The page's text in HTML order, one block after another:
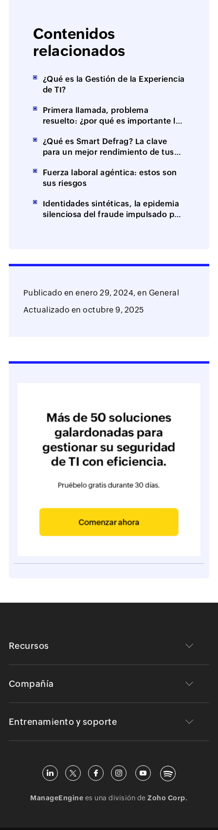
Contenidos
relacionados
¿Qué es la Gestión de la Experiencia
de TI?
Primera llamada, problema
resuelto: ¿por qué es importante la
(FCR)?
¿Qué es Smart Defrag? La clave
para un mejor rendimiento de tus
Fuerza laboral agéntica: estos son
sus riesgos
Identidades sintéticas, la epidemia
silenciosa del fraude impulsado por
Publicado enenero 29, 2024, en General
Actualizado enoctubre 9, 2025
Recursos
Compañía
Entrenamiento y soporte
ManageEngine es una división deZoho Corp.